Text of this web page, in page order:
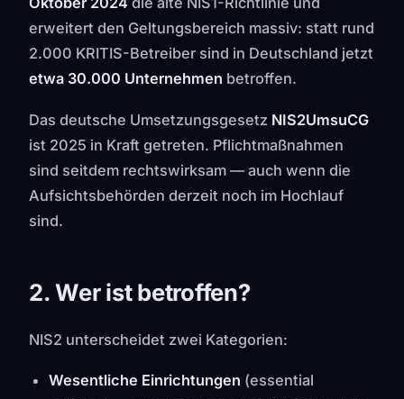
erweitert den Geltungsbereich massiv: statt rund
2.000 KRITIS-Betreiber sind in Deutschland jetzt
etwa 30.000 Unternehmen betroffen.
Das deutsche Umsetzungsgesetz NIS2UmsuCG
ist 2025 in Kraft getreten. Pflichtmaßnahmen
sind seitdem rechtswirksam — auch wenn die
Aufsichtsbehörden derzeit noch im Hochlauf
sind.
2. Wer ist betroffen?
NIS2 unterscheidet zwei Kategorien:
Wesentliche Einrichtungen (essential